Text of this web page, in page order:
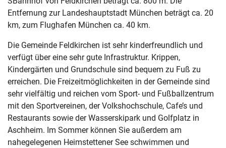
Entfernung zur Landeshauptstadt München beträgt ca. 20
km, zum Flughafen München ca. 40 km.
Die Gemeinde Feldkirchen ist sehr kinderfreundlich und
verfügt über eine sehr gute Infrastruktur. Krippen,
Kindergärten und Grundschule sind bequem zu Fuß zu
erreichen. Die Freizeitmöglichkeiten in der Gemeinde sind
sehr vielfältig und reichen vom Sport- und Fußballzentrum
mit den Sportvereinen, der Volkshochschule, Cafe’s und
Restaurants sowie der Wasserskipark und Golfplatz in
Aschheim. Im Sommer können Sie außerdem am
nahegelegenen Heimstettener See schwimmen und